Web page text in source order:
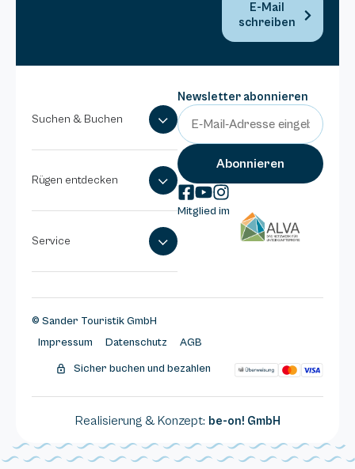
E-Mail
schreiben
Suchen & Buchen
Rügen entdecken
Service
Newsletter abonnieren
Mitglied im
© Sander Touristik GmbH
Impressum
Datenschutz AGB
Sicher buchen und bezahlen
Realisierung & Konzept: be-on! GmbH